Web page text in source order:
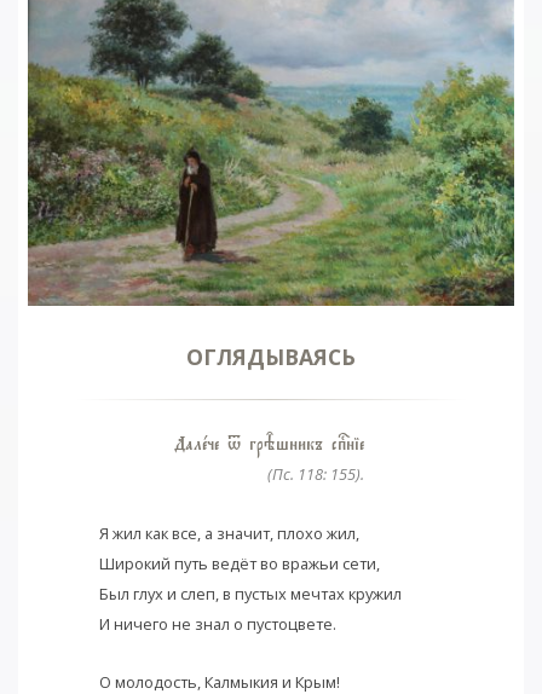
ОГЛЯДЫВАЯСЬ
Далeче t грBшникъ спcніе
(Пс. 118: 155).
Я жил как все, а значит, плохо жил,
Широкий путь ведёт во вражьи сети,
Был глух и слеп, в пустых мечтах кружил
И ничего не знал о пустоцвете.
О молодость, Калмыкия и Крым!